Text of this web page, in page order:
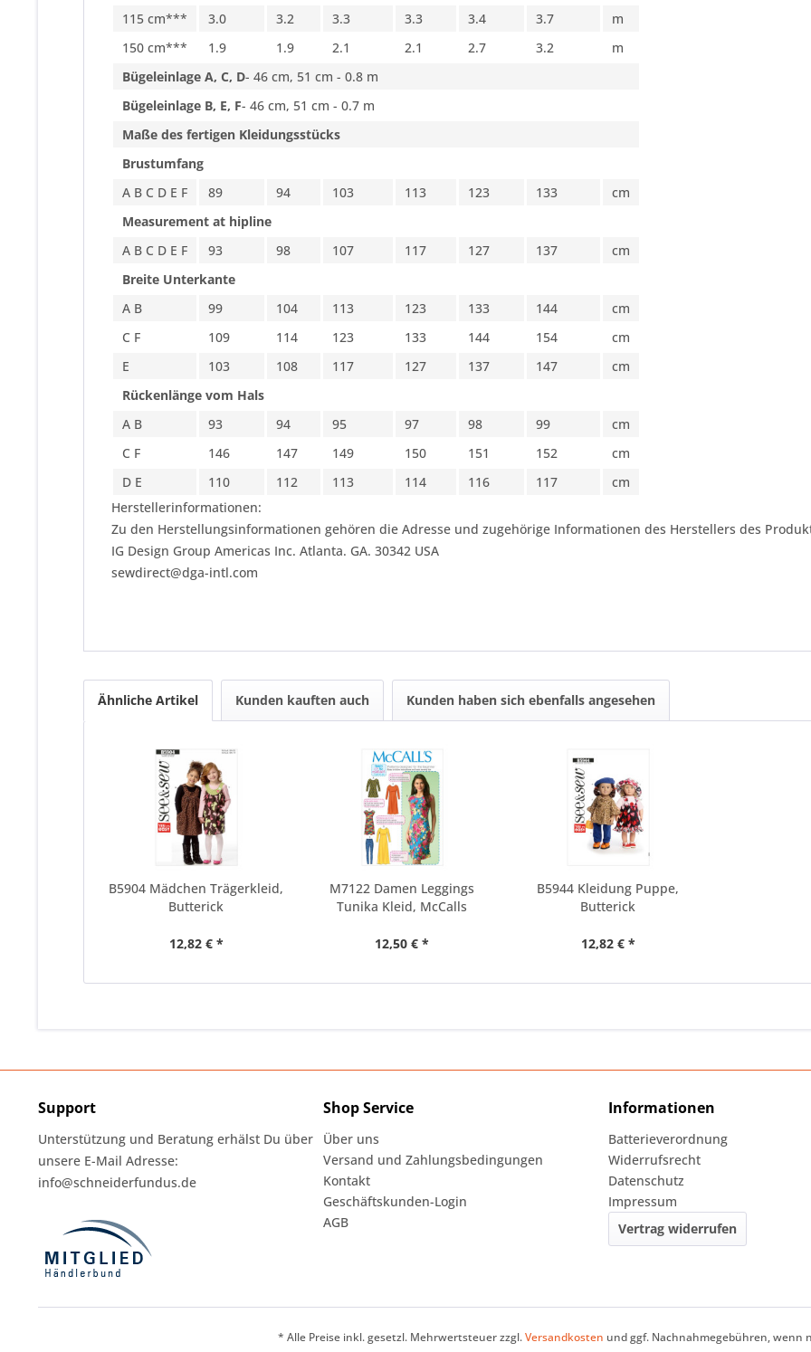
115 cm***
3.0 3.2 3.3 3.3 3.4 3.7
m
150 cm***
1.9 1.9 2.1 2.1 2.7 3.2
m
Bügeleinlage A, C, D- 46 cm, 51 cm - 0.8 m
Bügeleinlage B, E, F- 46 cm, 51 cm - 0.7 m
Maße des fertigen Kleidungsstücks
Brustumfang
A B C D E F
89 94 103 113 123 133
cm
Measurement at hipline
A B C D E F
93 98 107 117 127 137
cm
Breite Unterkante
A B
99 104 113 123 133 144
cm
C F
109 114 123 133 144 154
cm
E
103 108 117 127 137 147
cm
Rückenlänge vom Hals
A B
93 94 95 97 98 99
cm
C F
146 147 149 150 151 152
cm
D E
110 112 113 114 116 117
cm
Herstellerinformationen:
Zu den Herstellungsinformationen gehören die Adresse und zugehörige Informationen des Herstellers des
IG Design Group Americas Inc. Atlanta. GA. 30342 USA
sewdirect@dga-intl.com
Ähnliche Artikel Kunden kauften auch Kunden haben sich ebenfalls angesehen
B5904 Mädchen Trägerkleid,
Butterick
12,82 € *
M7122 Damen Leggings
Tunika Kleid, McCalls
12,50 € *
B5944 Kleidung Puppe,
Butterick
12,82 € *
Support
Unterstützung und Beratung erhälst Du über
unsere E-Mail Adresse:
info@schneiderfundus.de
Shop Service
Über uns
Versand und Zahlungsbedingungen
Kontakt
Geschäftskunden-Login
AGB
Informationen
Batterieverordnung
Widerrufsrecht
Datenschutz
Impressum
Vertrag widerrufen
* Alle Preise inkl. gesetzl. Mehrwertsteuer zzgl.Versandkosten und ggf. Nachnahmegebühren, wenn